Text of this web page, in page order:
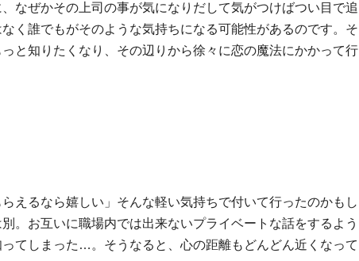
なぜかその上司の事が気になりだして気がつけばつい目で追
く誰でもがそのような気持ちになる可能性があるのです。そ
と知りたくなり、その辺りから徐々に恋の魔法にかかって行
えるなら嬉しい」そんな軽い気持ちで付いて行ったのかもし
。お互いに職場内では出来ないプライベートな話をするよう
てしまった…。そうなると、心の距離もどんどん近くなって